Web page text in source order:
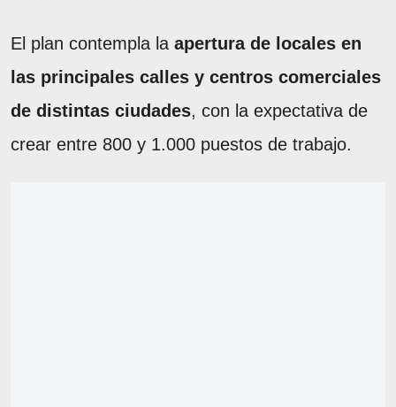
El plan contempla la apertura de locales en
las principales calles y centros comerciales
de distintas ciudades, con la expectativa de
crear entre 800 y 1.000 puestos de trabajo.